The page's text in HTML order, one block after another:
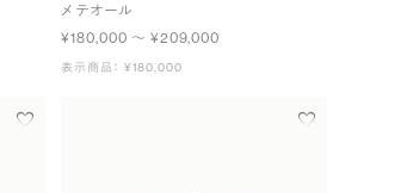
メテオール
¥180,000 〜 ¥209,000
表示商品： ¥180,000